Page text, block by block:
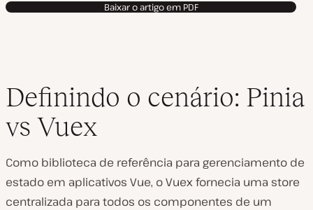
Baixar o artigo em PDF
Definindo o cenário: Pinia
vs Vuex
Como biblioteca de referência para gerenciamento de
estado em aplicativos Vue, o Vuex fornecia uma store
centralizada para todos os componentes de um